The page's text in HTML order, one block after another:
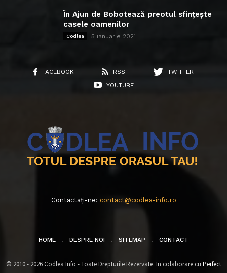
În Ajun de Bobotează preotul sfințește
casele oamenilor
Codlea 5 ianuarie 2021
FACEBOOK RSS
TWITTER
YOUTUBE
Contactați-ne: contact@codlea-info.ro
HOME DESPRE NOI SITEMAP CONTACT
© 2010 - 2026 Codlea Info - Toate Drepturile Rezervate. In colaborare cu Perfect